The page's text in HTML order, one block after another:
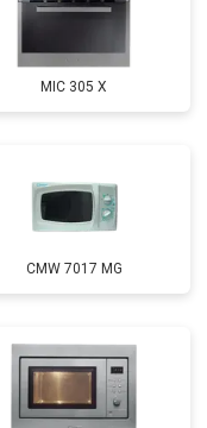
MIC 305 X
CMW 7017 MG